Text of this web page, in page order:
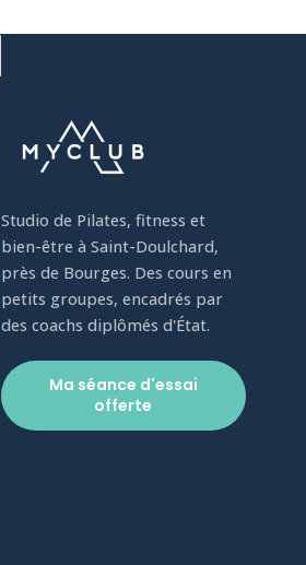
Studio de Pilates, fitness et
bien-être à Saint-Doulchard,
près de Bourges. Des cours en
petits groupes, encadrés par
des coachs diplômés d'État.
Ma séance d'essai
offerte